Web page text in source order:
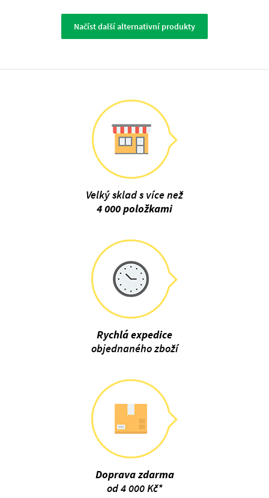
Načíst další alternativní produkty
Velký sklad s více než
4 000 položkami
Rychlá expedice
objednaného zboží
Doprava zdarma
od 4 000 Kč*